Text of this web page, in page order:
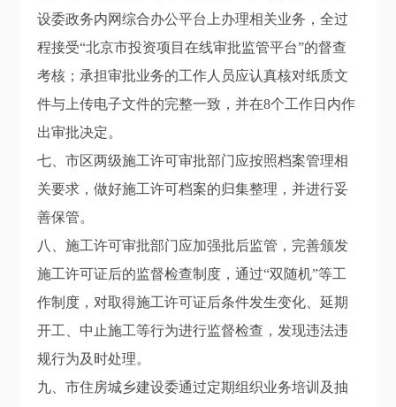
设委政务内网综合办公平台上办理相关业务，全过
程接受“北京市投资项目在线审批监管平台”的督查
考核；承担审批业务的工作人员应认真核对纸质文
件与上传电子文件的完整一致，并在8个工作日内作
出审批决定。
七、市区两级施工许可审批部门应按照档案管理相
关要求，做好施工许可档案的归集整理，并进行妥
善保管。
八、施工许可审批部门应加强批后监管，完善颁发
施工许可证后的监督检查制度，通过“双随机”等工
作制度，对取得施工许可证后条件发生变化、延期
开工、中止施工等行为进行监督检查，发现违法违
规行为及时处理。
九、市住房城乡建设委通过定期组织业务培训及抽